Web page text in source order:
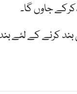
جاوں گا۔
کے لئے